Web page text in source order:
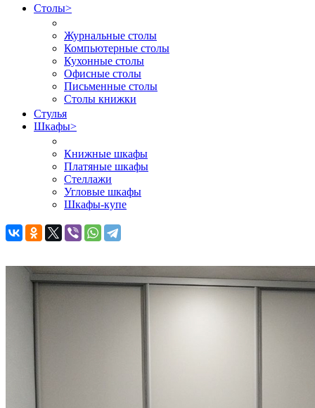
Столы>
Журнальные столы
Компьютерные столы
Кухонные столы
Офисные столы
Письменные столы
Столы книжки
Стулья
Шкафы>
Книжные шкафы
Платяные шкафы
Стеллажи
Угловые шкафы
Шкафы-купе